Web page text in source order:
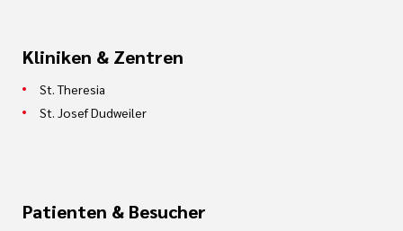
Kliniken & Zentren
St. Theresia
St. Josef Dudweiler
Patienten & Besucher